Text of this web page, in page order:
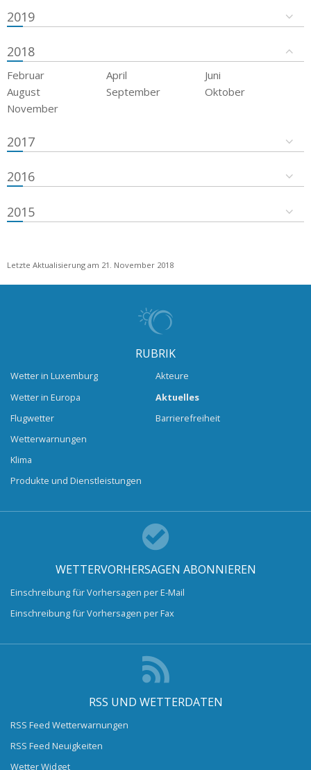
2019
2018
Februar April
Juni
August
September
Oktober
November
2017
2016
2015
Letzte Aktualisierung am 21. November 2018
RUBRIK
Wetter in Luxemburg
Wetter in Europa
Flugwetter
Wetterwarnungen
Klima
Produkte und Dienstleistungen
Akteure
Aktuelles
Barrierefreiheit
WETTERVORHERSAGEN ABONNIEREN
Einschreibung für Vorhersagen per E-Mail
Einschreibung für Vorhersagen per Fax
RSS UND WETTERDATEN
RSS Feed Wetterwarnungen
RSS Feed Neuigkeiten
Wetter Widget